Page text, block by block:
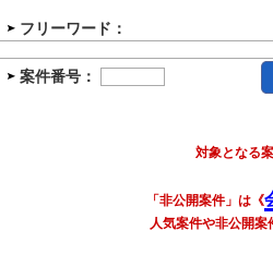
フリーワード：
案件番号：
対象となる
「非公開案件」は《
人気案件や非公開案